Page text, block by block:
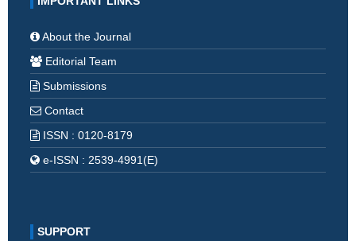
About the Journal
Editorial Team
Submissions
Contact
ISSN : 0120-8179
e-ISSN : 2539-4991(E)
SUPPORT